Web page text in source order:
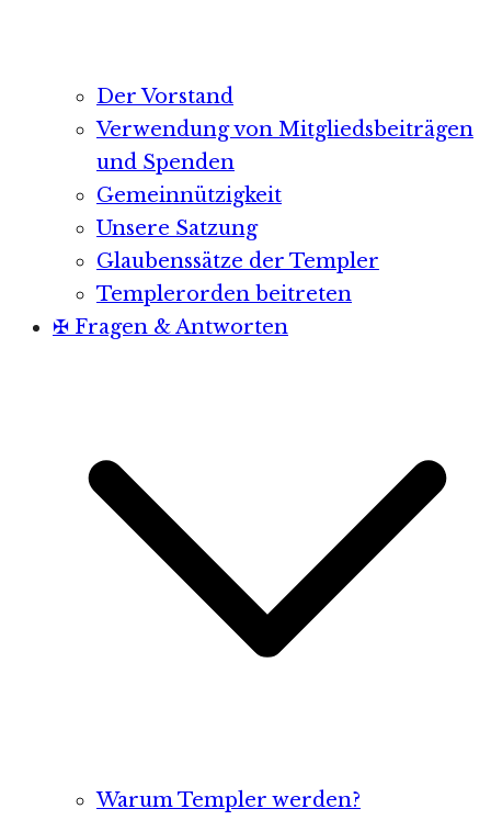
Der Vorstand
Verwendung von Mitgliedsbeiträgen
und Spenden
Gemeinnützigkeit
Unsere Satzung
Glaubenssätze der Templer
Templerorden beitreten
✠ Fragen & Antworten
Warum Templer werden?